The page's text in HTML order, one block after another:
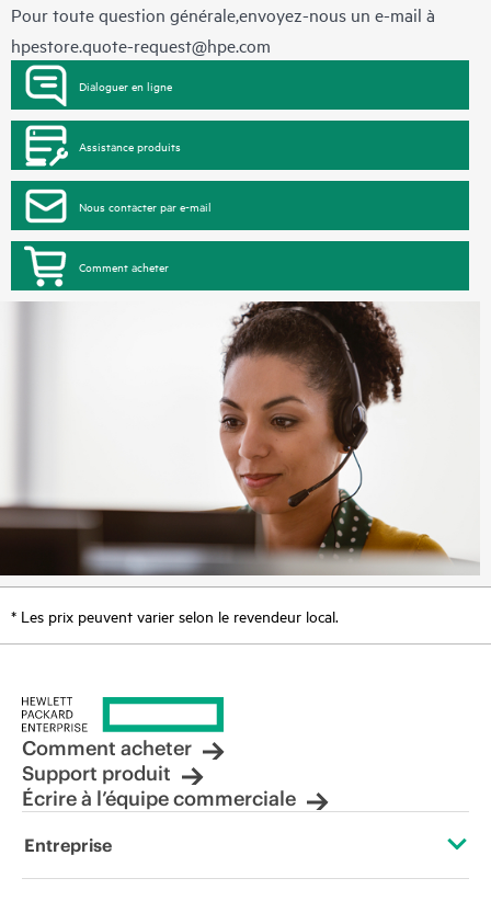
Pour toute question générale,envoyez-nous un e-mail à
hpestore.quote-request@hpe.com
Dialoguer en ligne
Assistance produits
Nous contacter par e-mail
Comment acheter
* Les prix peuvent varier selon le revendeur local.
Comment acheter
Support produit
Écrire à l’équipe commerciale
Entreprise